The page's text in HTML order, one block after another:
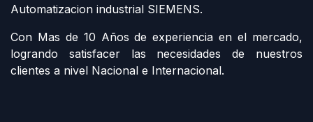
Automatizacion industrial SIEMENS.
Con Mas de 10 Años de experiencia en el mercado,
logrando satisfacer las necesidades de nuestros
clientes a nivel Nacional e Internacional.